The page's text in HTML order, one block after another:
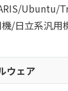
/Ubuntu/
/日立系汎用
ウェア